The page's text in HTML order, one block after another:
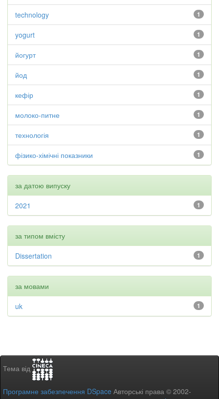
1
technology
1
yogurt
1
йогурт
1
йод
1
кефір
1
молоко-питне
1
технологія
1
фізико-хімічні показники
за датою випуску
1
2021
за типом вмісту
1
Dissertation
за мовами
1
uk
Тема від
Програмне забезпечення DSpace Авторські права © 2002-